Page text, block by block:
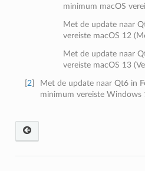
minimum macOS
Met de update naar
vereiste macOS 12
Met de update naar
vereiste macOS 13
[2]
Met de update naar Qt6 in
minimum vereiste Windows